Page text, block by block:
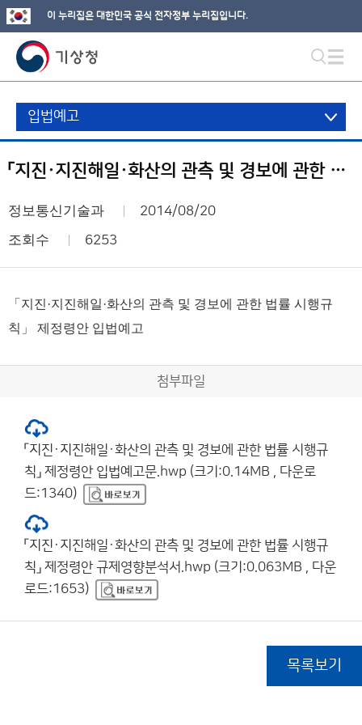
이 누리집은 대한민국 공식 전자정부 누리집입니다.
입법예고
「지진·지진해일·화산의 관측 및 경보에 관한 법률 시행규칙」 제정령안 입법예고
정보통신기술과 2014/08/20
조회수 6253
「지진·지진해일·화산의 관측 및 경보에 관한 법률 시행규
칙」 제정령안 입법예고
첨부파일
「지진·지진해일·화산의 관측 및 경보에 관한 법률 시행규
칙」 제정령안 입법예고문.hwp (크기:0.14MB , 다운로
드:1340)
「지진·지진해일·화산의 관측 및 경보에 관한 법률 시행규
칙」 제정령안 규제영향분석서.hwp (크기:0.063MB , 다운
로드:1653)
목록보기